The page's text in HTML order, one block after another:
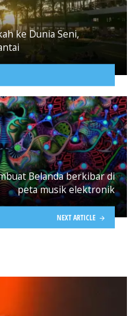
ke Dunia Seni,
Belanda berkibar di
peta musik elektronik
NEXT ARTICLE